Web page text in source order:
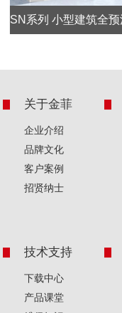
Prev
关于金菲
企业介绍
品牌文化
客户案例
招贤纳士
技术支持
下载中心
产品课堂